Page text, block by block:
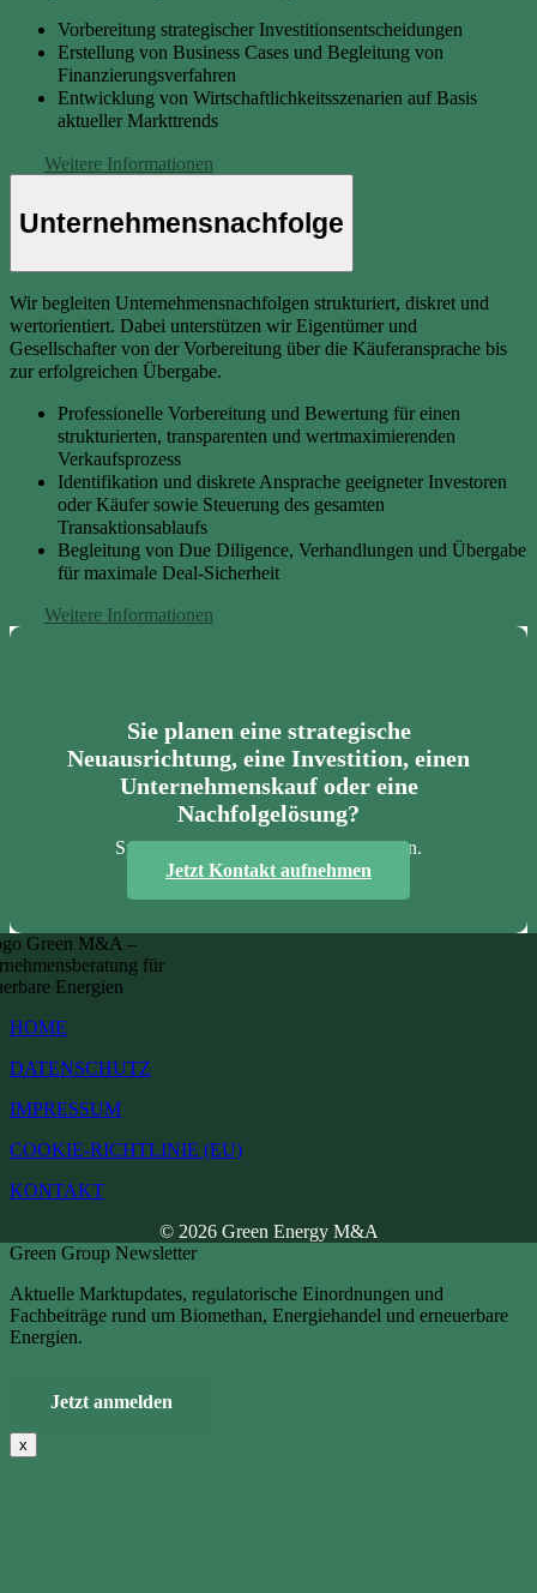
Vorbereitung strategischer Investitionsentscheidungen
Erstellung von Business Cases und Begleitung von
Finanzierungsverfahren
Entwicklung von Wirtschaftlichkeitsszenarien auf Basis
aktueller Markttrends
Weitere Informationen
Unternehmensnachfolge
Wir begleiten Unternehmensnachfolgen strukturiert, diskret und
wertorientiert. Dabei unterstützen wir Eigentümer und
Gesellschafter von der Vorbereitung über die Käuferansprache bis
zur erfolgreichen Übergabe.
Professionelle Vorbereitung und Bewertung für einen
strukturierten, transparenten und wertmaximierenden
Verkaufsprozess
Identifikation und diskrete Ansprache geeigneter Investoren
oder Käufer sowie Steuerung des gesamten
Transaktionsablaufs
Begleitung von Due Diligence, Verhandlungen und Übergabe
für maximale Deal-Sicherheit
Weitere Informationen
Sie planen eine strategische
Neuausrichtung, eine Investition, einen
Unternehmenskauf oder eine
Nachfolgelösung?
Sprechen Sie mit uns über Ihr Vorhaben.
Jetzt Kontakt aufnehmen
HOME
DATENSCHUTZ
IMPRESSUM
COOKIE-RICHTLINIE (EU)
KONTAKT
© 2026 Green Energy M&A
Green Group Newsletter
Aktuelle Marktupdates, regulatorische Einordnungen und
Fachbeiträge rund um Biomethan, Energiehandel und erneuerbare
Energien.
Jetzt anmelden
x